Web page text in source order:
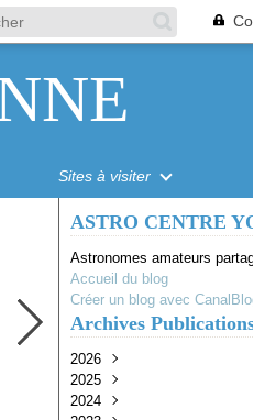
Sites à visiter
ASTRO CENTRE
Astronomes amateurs
Accueil du blog
Créer un blog avec
Archives
2026
Août
Juillet
2025
Octobre
2024